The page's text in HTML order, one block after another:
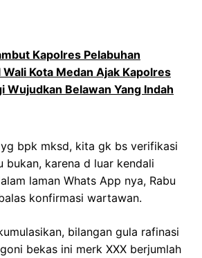
Kapolres Pelabuhan
Wali Kota Medan Ajak Kapolres
Wujudkan Belawan Yang Indah
bpk mksd, kita gk bs verifikasi
bukan, karena d luar kendali
laman Whats App nya, Rabu
konfirmasi wartawan.
bilangan gula rafinasi
bekas ini merk XXX berjumlah